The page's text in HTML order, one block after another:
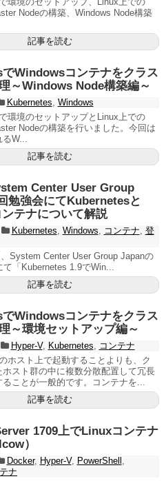
Nodeの構築、Windows Node構築
記事を読む
Windowsコンテナをクラス
～Windows Node構築編～
Kubernetes, Windows
環境のセットアップとLinux上での
Nodeの構築を行いました。今回は
るW...
記事を読む
Center User Group
勉強会にてKubernetesと
テナについて解説
Kubernetes, Windows, コンテナ, 登
System Center User Group Japanの
て「Kubernetes 1.9でWin...
記事を読む
Windowsコンテナをクラス
～環境セットアップ編～
Hyper-V, Kubernetes, コンテナ
ホスト上で起動することよりも、ク
ホスト群の中に複数分散配置して冗長
ことが一般的です。コンテナを...
記事を読む
1709上でLinuxコンテナ
）
Docker, Hyper-V, PowerShell ,
ナ